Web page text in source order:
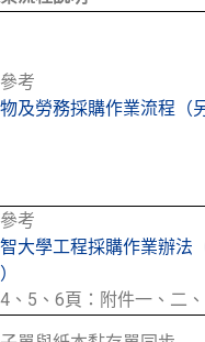
考
及勞務採購作業流程（
考
大學工程採購作業辦法
、5、6頁：附件一、二